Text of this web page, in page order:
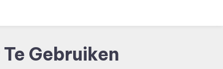
Gebruiken